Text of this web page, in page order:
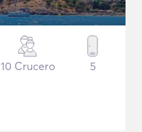
10 Crucero 5